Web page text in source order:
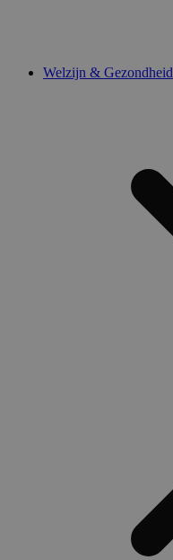
Welzijn & Gezondheid